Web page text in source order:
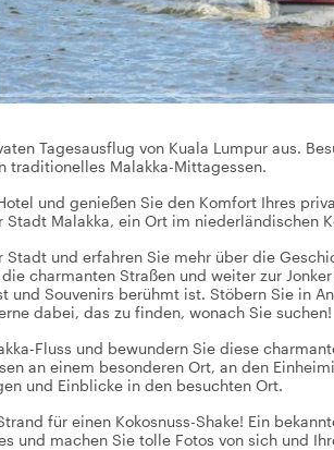
Tagesausflug von Kuala Lumpur aus.
traditionelles Malakka-Mittagessen.
und genießen Sie den Komfort Ihres
Malakka, ein Ort im niederländischen
und erfahren Sie mehr über die
charmanten Straßen und weiter zur
und Souvenirs berühmt ist. Stöbern Sie in
dabei, das zu finden, wonach Sie suchen!
Fluss und bewundern Sie diese
an einem besonderen Ort, an den
und Einblicke in den besuchten Ort.
für einen Kokosnuss-Shake! Ein
und machen Sie tolle Fotos von sich und